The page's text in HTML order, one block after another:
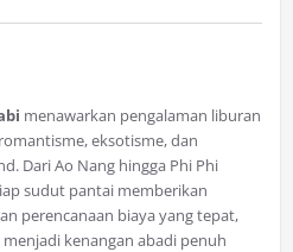
menawarkan pengalaman liburan
eksotisme, dan
Dari Ao Nang hingga Phi Phi
sudut pantai memberikan
perencanaan biaya yang tepat,
kenangan abadi penuh